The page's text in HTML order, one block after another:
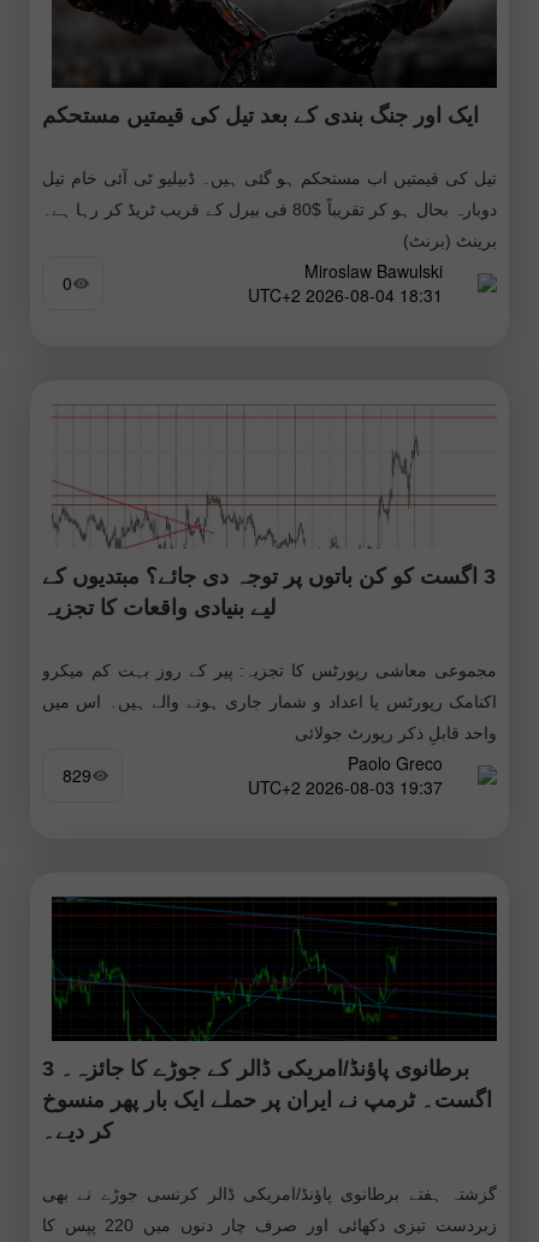
ایک اور جنگ بندی کے بعد تیل کی قیمتیں مستحکم
تیل کی قیمتیں اب مستحکم ہو گئی ہیں۔ ڈبیلیو ٹی آئی خام تیل
دوبارہ بحال ہو کر تقریباً $80 فی بیرل کے قریب ٹریڈ کر رہا ہے۔
برینٹ (برنٹ)
Miroslaw Bawulski
18:31 2026-08-04 UTC+2
0
3 اگست کو کن باتوں پر توجہ دی جائے؟ مبتدیوں کے
لیے بنیادی واقعات کا تجزیہ
مجموعی معاشی رپورٹس کا تجزیہ: پیر کے روز بہت کم میکرو
اکنامک رپورٹس یا اعداد و شمار جاری ہونے والے ہیں۔ اس میں
واحد قابلِ ذکر رپورٹ جولائی
Paolo Greco
19:37 2026-08-03 UTC+2
829
برطانوی پاؤنڈ/امریکی ڈالر کے جوڑے کا جائزہ۔ 3
اگست۔ ٹرمپ نے ایران پر حملے ایک بار پھر منسوخ
کر دیے۔
گزشتہ ہفتے برطانوی پاؤنڈ/امریکی ڈالر کرنسی جوڑے نے بھی
زبردست تیزی دکھائی اور صرف چار دنوں میں 220 پپس کا